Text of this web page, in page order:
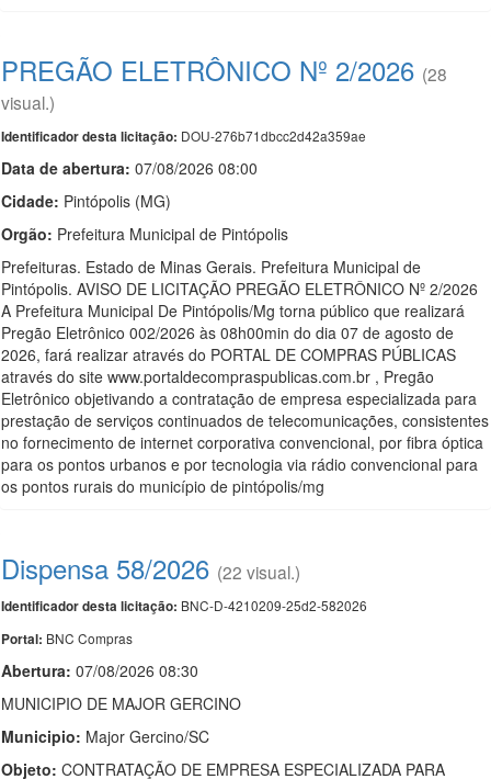
PREGÃO ELETRÔNICO Nº 2/2026 (28
visual.)
Identificador desta licitação: DOU-276b71dbcc2d42a359ae
Data de abertura: 07/08/2026 08:00
Cidade: Pintópolis (MG)
Orgão: Prefeitura Municipal de Pintópolis
Prefeituras. Estado de Minas Gerais. Prefeitura Municipal de
Pintópolis. AVISO DE LICITAÇÃO PREGÃO ELETRÔNICO Nº 2/2026
A Prefeitura Municipal De Pintópolis/Mg torna público que realizará
Pregão Eletrônico 002/2026 às 08h00min do dia 07 de agosto de
2026, fará realizar através do PORTAL DE COMPRAS PÚBLICAS
através do site www.portaldecompraspublicas.com.br , Pregão
Eletrônico objetivando a contratação de empresa especializada para
prestação de serviços continuados de telecomunicações, consistentes
no fornecimento de internet corporativa convencional, por fibra óptica
para os pontos urbanos e por tecnologia via rádio convencional para
os pontos rurais do município de pintópolis/mg
Dispensa 58/2026 (22 visual.)
Identificador desta licitação: BNC-D-4210209-25d2-582026
Portal: BNC Compras
Abertura: 07/08/2026 08:30
MUNICIPIO DE MAJOR GERCINO
Municipio: Major Gercino/SC
Objeto: CONTRATAÇÃO DE EMPRESA ESPECIALIZADA PARA